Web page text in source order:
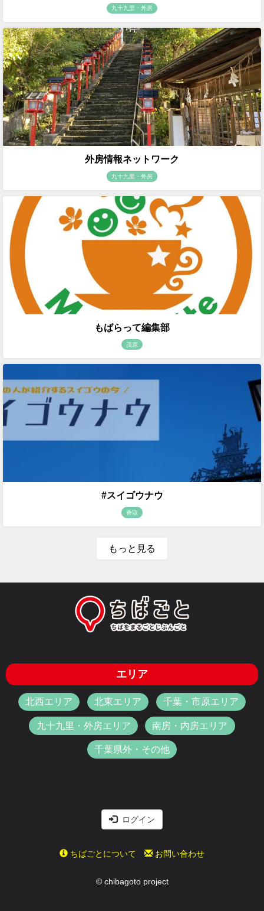
九十九里・外房
外房情報ネットワーク
九十九里・外房
もばらって編集部
茂原
#スイゴウナウ
香取
もっと見る
エリア
北西エリア 北東エリア 千葉・市原エリア
九十九里・外房エリア 南房・内房エリア
千葉県外・その他
ログイン
ちばごとについて お問い合わせ
© chibagoto project